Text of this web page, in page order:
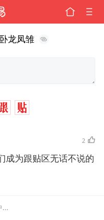
龙凤雏
2
成为跟贴区无话不说的
...